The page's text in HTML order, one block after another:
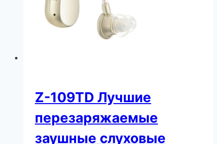
Z-109TD Лучшие
перезаряжаемые
заушные слуховые